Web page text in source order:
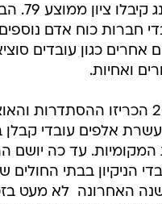
חברות כוח אדם
אחרים כגון עובדים
ואחיות.
ביולי 2015 הכריזו
אלפים עובדי קבלן
המקומיות. עד כה יושם
הניקיון בבתי
האחרונה  לא מעט